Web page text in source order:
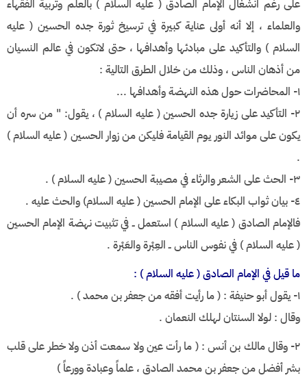
على رغم انشغال الإمام الصادق ( عليه السلام ) بالعلم وتربية الفقهاء
والعلماء ، إلا أنه أولى عناية كبيرة في ترسيخ ثورة جده الحسين ( عليه
السلام ) والتأكيد على مبادئها وأهدافها ، حتى لاتكون في عالم النسيان
من أذهان الناس ، وذلك من خلال الطرق التالية :
١- المحاضرات حول هذه النهضة وأهدافها ...
٢- التأكيد على زيارة جده الحسين ( عليه السلام ) ، يقول: " من سره أن
يكون على موائد النور يوم القيامة فليكن من زوار الحسين ( عليه السلام )
.
٣- الحث على الشعر والرثاء في مصيبة الحسين ( عليه السلام ) .
٤- بيان ثواب البكاء على الإمام الحسين ( عليه السلام) والحث عليه .
فالإمام الصادق ( عليه السلام ) استعمل ــ في تثبيت نهضة الإمام الحسين
( عليه السلام ) في نفوس الناس ــ العِبْرة والعَبْرة .
ما قيل في الإمام الصادق ( عليه السلام ) :
١- يقول أبو حنيفة : ( ما رأيت أفقه من جعفر بن محمد ) .
وقال : لولا السنتان لهلك النعمان .
٢- وقال مالك بن أنس : ( ما رأت عين ولا سمعت أذن ولا خطر على قلب
بشر أفضل من جعفر بن محمد الصادق ، علماً وعبادة وورعاً )